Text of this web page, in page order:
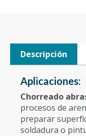
Descripción
Aplicaciones:
Chorreado
procesos de
preparar
soldadura o